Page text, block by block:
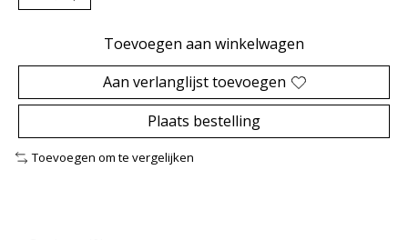
Toevoegen aan winkelwagen
Aan verlanglijst toevoegen
Plaats bestelling
Toevoegen om te vergelijken